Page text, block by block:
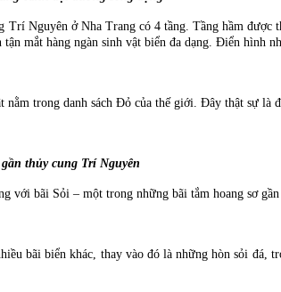
Trí Nguyên ở Nha Trang có 4 tầng. Tầng hầm
mắt hàng ngàn sinh vật biển đa dạng. Điển hình
nằm trong danh sách Đỏ của thế giới. Đây thật sự
thủy cung Trí Nguyên
với bãi Sỏi – một trong những bãi tắm hoang sơ
bãi biển khác, thay vào đó là những hòn sỏi đá,